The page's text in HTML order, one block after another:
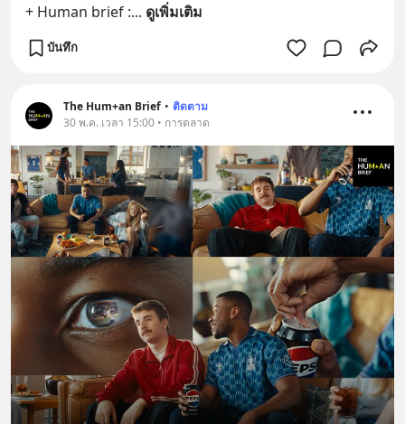
+ Human brief :... ดูเพิ่มเติม
บันทึก
The Hum+an Brief • ติดตาม
30 พ.ค. เวลา 15:00 • การตลาด